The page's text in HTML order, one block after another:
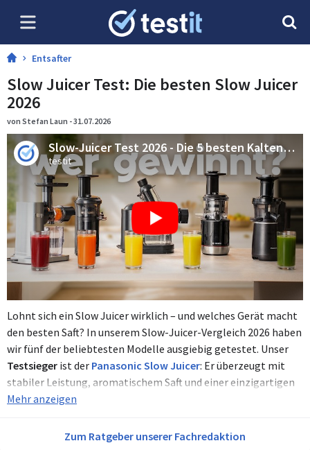
Entsafter
Slow Juicer Test: Die besten Slow Juicer
2026
von Stefan Laun - 31.07.2026
Slow-Juicer Test 2026 - Die 5 besten Kaltentsafter im Vergleich
testit
Lohnt sich ein Slow Juicer wirklich – und welches Gerät macht
den besten Saft? In unserem Slow-Juicer-Vergleich 2026 haben
wir fünf der beliebtesten Modelle ausgiebig getestet. Unser
Testsieger ist der Panasonic Slow Juicer: Er überzeugt mit
stabiler Leistung, aromatischem Saft und einer einzigartigen
Sorbet-Funktion
Rezeptbuch und MixControl. DerPhilips Slow Juicer
Mehr anzeigen
Zum Ratgeber unserer Fachredaktion